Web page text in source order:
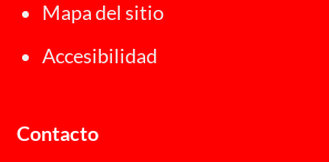
Mapa del sitio
Accesibilidad
Contacto